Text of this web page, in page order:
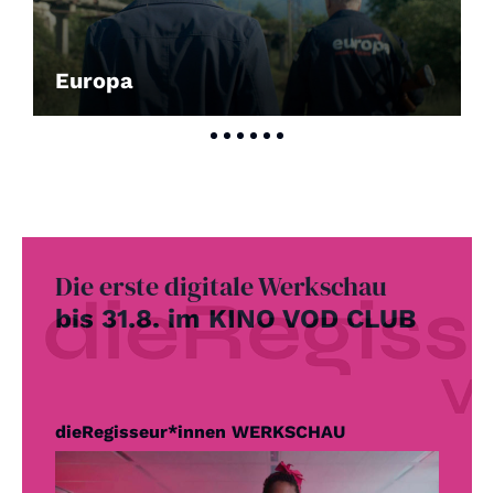
Europa
Die erste digitale Werkschau
bis 31.8. im KINO VOD CLUB
dieRegisseur*innen WERKSCHAU